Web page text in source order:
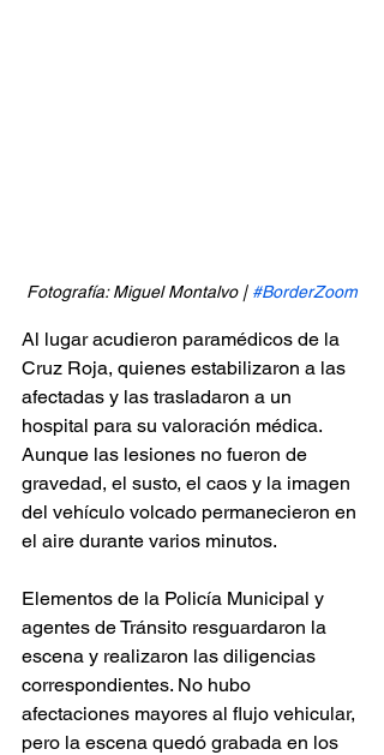
Fotografía: Miguel Montalvo | #BorderZoom
Al lugar acudieron paramédicos de la
Cruz Roja, quienes estabilizaron a las
afectadas y las trasladaron a un
hospital para su valoración médica.
Aunque las lesiones no fueron de
gravedad, el susto, el caos y la imagen
del vehículo volcado permanecieron en
el aire durante varios minutos.
Elementos de la Policía Municipal y
agentes de Tránsito resguardaron la
escena y realizaron las diligencias
correspondientes. No hubo
afectaciones mayores al flujo vehicular,
pero la escena quedó grabada en los